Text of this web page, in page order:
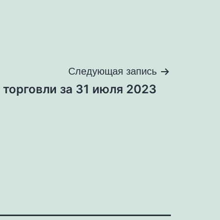
Следующая запись
торговли за 31 июля 2023